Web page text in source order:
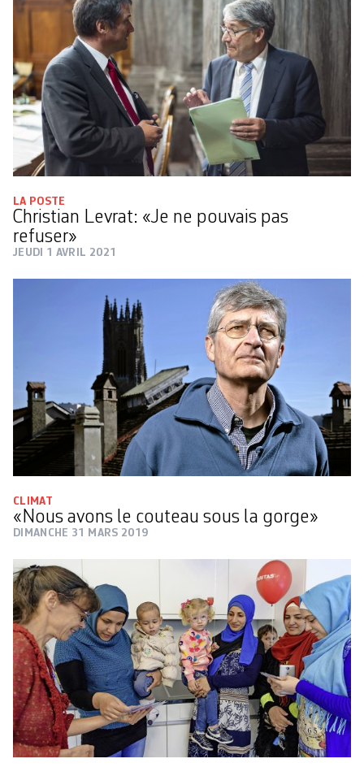
LA POSTE
Christian Levrat: «Je ne pouvais pas
refuser»
JEUDI 1 AVRIL 2021
CLIMAT
«Nous avons le couteau sous la gorge»
DIMANCHE 31 MARS 2019